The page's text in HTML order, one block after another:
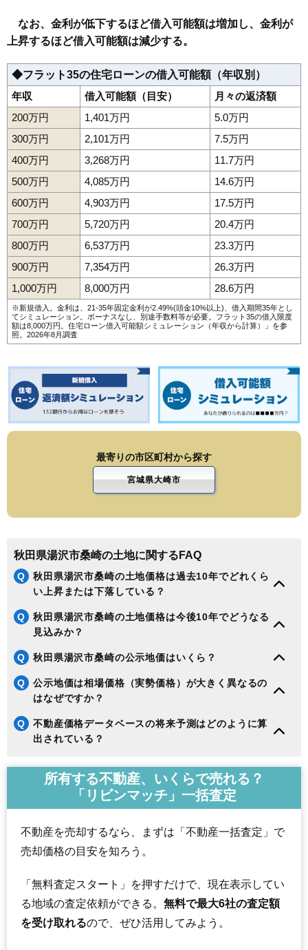
なお、金利が低下するほど借入可能額は増加し、金利が
上昇するほど借入可能額は減少する。
◆フラット35の住宅ローンの借入可能額（年収別）
年収
借入可能額（目安）
月々の返済額
200万円
1,401万円
5.0万円
300万円
2,101万円
7.5万円
400万円
3,268万円
11.7万円
500万円
4,085万円
14.6万円
600万円
4,903万円
17.5万円
700万円
5,720万円
20.4万円
800万円
6,537万円
23.3万円
900万円
7,354万円
26.3万円
1,000万円
8,000万円 28.6万円
※新規借入。金利は、21-35年固定金利が2.49%(頭金10%以上)、借入期間35年とし
てシミュレーション。ボーナスなし、別途手数料等が必要。フラット35の借入限度
額は8,000万円。 住宅ローン借入可能額シミュレーション（年収から計算）
」を参
照。2026年8月調査
最寄りの市区町村から探す
宮城県大崎市
秋田県湯沢市桑崎の土地に関するFAQ
Q
秋田県湯沢市桑崎の土地価格は過去10年でどれくら
い上昇または下落している？
Q
秋田県湯沢市桑崎の土地価格は今後10年でどうなる
見込みか？
Q 秋田県湯沢市桑崎の公示地価はいくら？
Q
公示地価は相場価格（実勢価格）が大きく異なるの
はなぜですか？
Q
不動産価格データベースの将来予測はどのように算
出されている？
所有する不動産、いくらで売れる？
「リビンマッチ」一括査定
不動産を売却するなら、まずは「不動産一括査定」で
売却価格の目安を知ろう。
「無料査定スタート」を押すだけで、現在表示してい
る地域の査定依頼ができる。 無料で最大6社の査定額
を受け取れるので、ぜひ活用してみよう。